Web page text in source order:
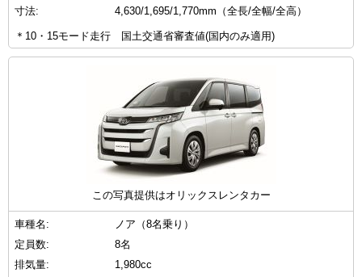
寸法:
4,630/1,695/1,770mm（全長/全幅/全高）
＊10・15モード走行 国土交通省審査値(国内のみ適用)
この写真提供はオリックスレンタカー
車種名:
ノア（8名乗り）
定員数:
8名
排気量:
1,980cc